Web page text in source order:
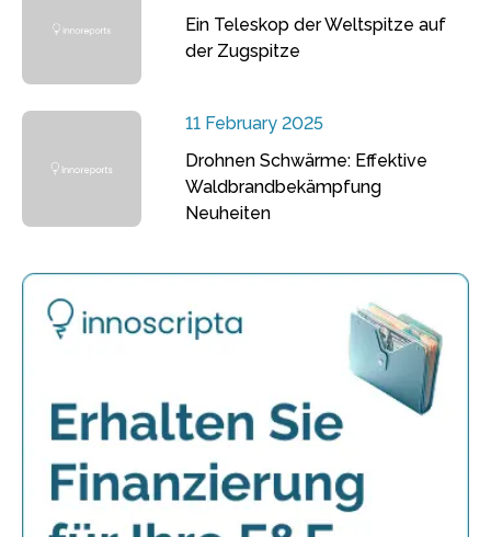
Ein Teleskop der Weltspitze auf
der Zugspitze
11 February 2025
Drohnen Schwärme: Effektive
Waldbrandbekämpfung
Neuheiten